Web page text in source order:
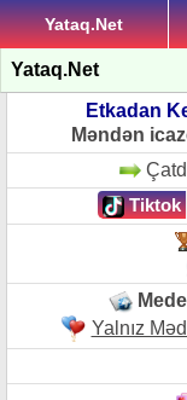
Yataq.Net
Yataq.Net
Etkadan
Məndən
Tiktok
Yalnız